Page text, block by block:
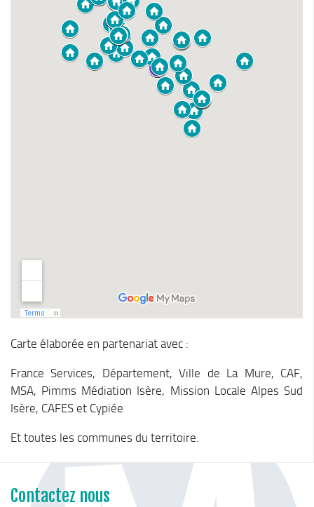
Plan Climat
Transition énergétique
Espace Conseil France Rénov’
Matheysine Rénovation : l’aide locale pour vos travaux
Certificats d’Economie d’Energie (CEE)
Carte élaborée en partenariat avec :
France Services, Département, Ville de La Mure, CAF,
MSA, Pimms Médiation Isère, Mission Locale Alpes Sud
Isère, CAFES et Cypiée
Et toutes les communes du territoire.
Contactez nous